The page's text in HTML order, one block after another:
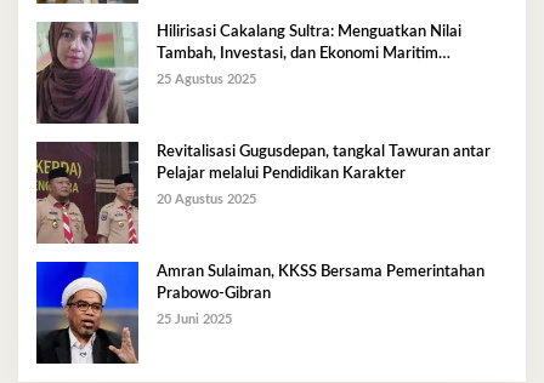
Hilirisasi Cakalang Sultra: Menguatkan Nilai
Tambah, Investasi, dan Ekonomi Maritim
Berkelanjutan
25 Agustus 2025
Revitalisasi Gugusdepan, tangkal Tawuran antar
Pelajar melalui Pendidikan Karakter
20 Agustus 2025
Amran Sulaiman, KKSS Bersama Pemerintahan
Prabowo-Gibran
25 Juni 2025